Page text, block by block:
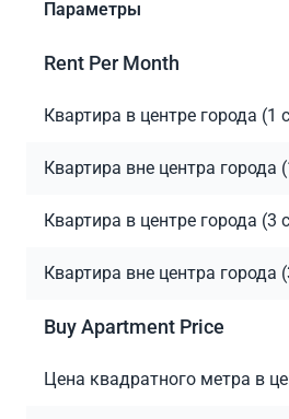
Параметры
Rent Per Month
Квартира в центре города (1
Квартира вне центра города
Квартира в центре города (3
Квартира вне центра города
Buy Apartment Price
Цена квадратного метра в